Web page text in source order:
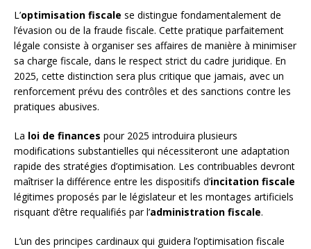
L’optimisation fiscale se distingue fondamentalement de
l’évasion ou de la fraude fiscale. Cette pratique parfaitement
légale consiste à organiser ses affaires de manière à minimiser
sa charge fiscale, dans le respect strict du cadre juridique. En
2025, cette distinction sera plus critique que jamais, avec un
renforcement prévu des contrôles et des sanctions contre les
pratiques abusives.
La loi de finances pour 2025 introduira plusieurs
modifications substantielles qui nécessiteront une adaptation
rapide des stratégies d’optimisation. Les contribuables devront
maîtriser la différence entre les dispositifs d’incitation fiscale
légitimes proposés par le législateur et les montages artificiels
risquant d’être requalifiés par l’administration fiscale.
L’un des principes cardinaux qui guidera l’optimisation fiscale